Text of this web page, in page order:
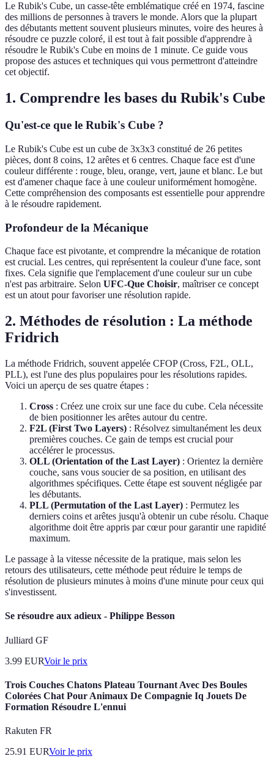
Le Rubik's Cube, un casse-tête emblématique créé en 1974, fascine
des millions de personnes à travers le monde. Alors que la plupart
des débutants mettent souvent plusieurs minutes, voire des heures à
résoudre ce puzzle coloré, il est tout à fait possible d'apprendre à
résoudre le Rubik's Cube en moins de 1 minute. Ce guide vous
propose des astuces et techniques qui vous permettront d'atteindre
cet objectif.
1. Comprendre les bases du Rubik's Cube
Qu'est-ce que le Rubik's Cube ?
Le Rubik's Cube est un cube de 3x3x3 constitué de 26 petites
pièces, dont 8 coins, 12 arêtes et 6 centres. Chaque face est d'une
couleur différente : rouge, bleu, orange, vert, jaune et blanc. Le but
est d'amener chaque face à une couleur uniformément homogène.
Cette compréhension des composants est essentielle pour apprendre
à le résoudre rapidement.
Profondeur de la Mécanique
Chaque face est pivotante, et comprendre la mécanique de rotation
est crucial. Les centres, qui représentent la couleur d'une face, sont
fixes. Cela signifie que l'emplacement d'une couleur sur un cube
n'est pas arbitraire. Selon UFC-Que Choisir, maîtriser ce concept
est un atout pour favoriser une résolution rapide.
2. Méthodes de résolution : La méthode
Fridrich
La méthode Fridrich, souvent appelée CFOP (Cross, F2L, OLL,
PLL), est l'une des plus populaires pour les résolutions rapides.
Voici un aperçu de ses quatre étapes :
Cross : Créez une croix sur une face du cube. Cela nécessite
de bien positionner les arêtes autour du centre.
F2L (First Two Layers) : Résolvez simultanément les deux
premières couches. Ce gain de temps est crucial pour
accélérer le processus.
OLL (Orientation of the Last Layer) : Orientez la dernière
couche, sans vous soucier de sa position, en utilisant des
algorithmes spécifiques. Cette étape est souvent négligée par
les débutants.
PLL (Permutation of the Last Layer) : Permutez les
derniers coins et arêtes jusqu'à obtenir un cube résolu. Chaque
algorithme doit être appris par cœur pour garantir une rapidité
maximum.
Le passage à la vitesse nécessite de la pratique, mais selon les
retours des utilisateurs, cette méthode peut réduire le temps de
résolution de plusieurs minutes à moins d'une minute pour ceux qui
s'investissent.
Se résoudre aux adieux - Philippe Besson
Julliard GF
3.99 EURVoir le prix
Trois Couches Chatons Plateau Tournant Avec Des Boules
Colorées Chat Pour Animaux De Compagnie Iq Jouets De
Formation Résoudre L'ennui
Rakuten FR
25.91 EURVoir le prix